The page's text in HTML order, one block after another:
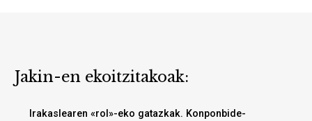
Jakin-en ekoitzitakoak:
Irakaslearen «rol»-eko gatazkak. Konponbide-